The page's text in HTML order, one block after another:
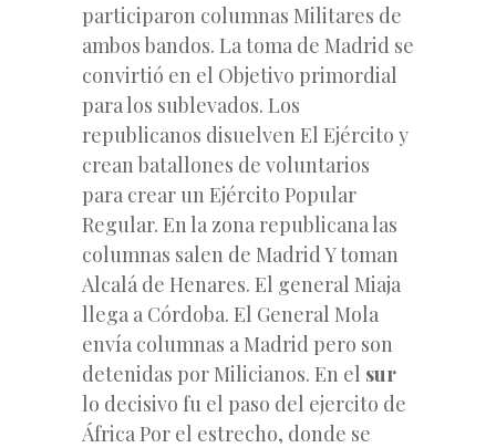
participaron columnas Militares de
ambos bandos. La toma de Madrid se
convirtió en el Objetivo primordial
para los sublevados. Los
republicanos disuelven El Ejército y
crean batallones de voluntarios
para crear un Ejército Popular
Regular. En la zona republicana las
columnas salen de Madrid Y toman
Alcalá de Henares. El general Miaja
llega a Córdoba. El General Mola
envía columnas a Madrid pero son
detenidas por Milicianos. En el sur
lo decisivo fu el paso del ejercito de
África Por el estrecho, donde se